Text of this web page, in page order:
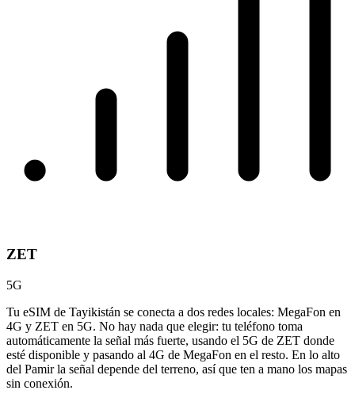
ZET
5G
Tu eSIM de Tayikistán se conecta a dos redes locales: MegaFon en
4G y ZET en 5G. No hay nada que elegir: tu teléfono toma
automáticamente la señal más fuerte, usando el 5G de ZET donde
esté disponible y pasando al 4G de MegaFon en el resto. En lo alto
del Pamir la señal depende del terreno, así que ten a mano los mapas
sin conexión.